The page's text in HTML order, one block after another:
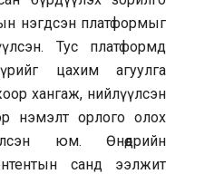
нэгдсэн платформыг
Тус платформд
цахим агуулга
хангаж, нийлүүлсэн
нэмэлт орлого олох
юм. Өнөөдрийн
санд ээлжит